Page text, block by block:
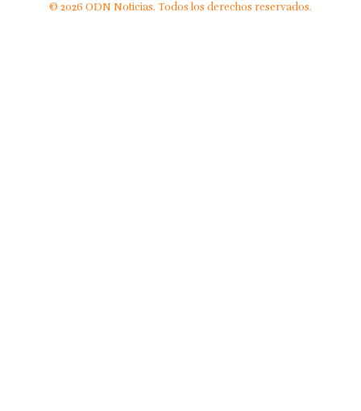
© 2026 ODN Noticias. Todos los derechos reservados.